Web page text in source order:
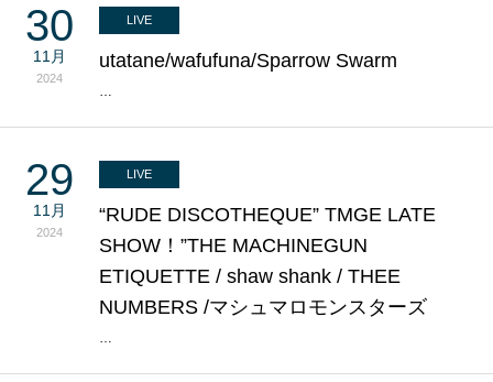
30
11月
2024
LIVE
utatane/wafufuna/Sparrow Swarm
…
29
11月
2024
LIVE
“RUDE DISCOTHEQUE” TMGE LATE
SHOW！”THE MACHINEGUN
ETIQUETTE / shaw shank / THEE
NUMBERS /マシュマロモンスターズ
…
BOOKING